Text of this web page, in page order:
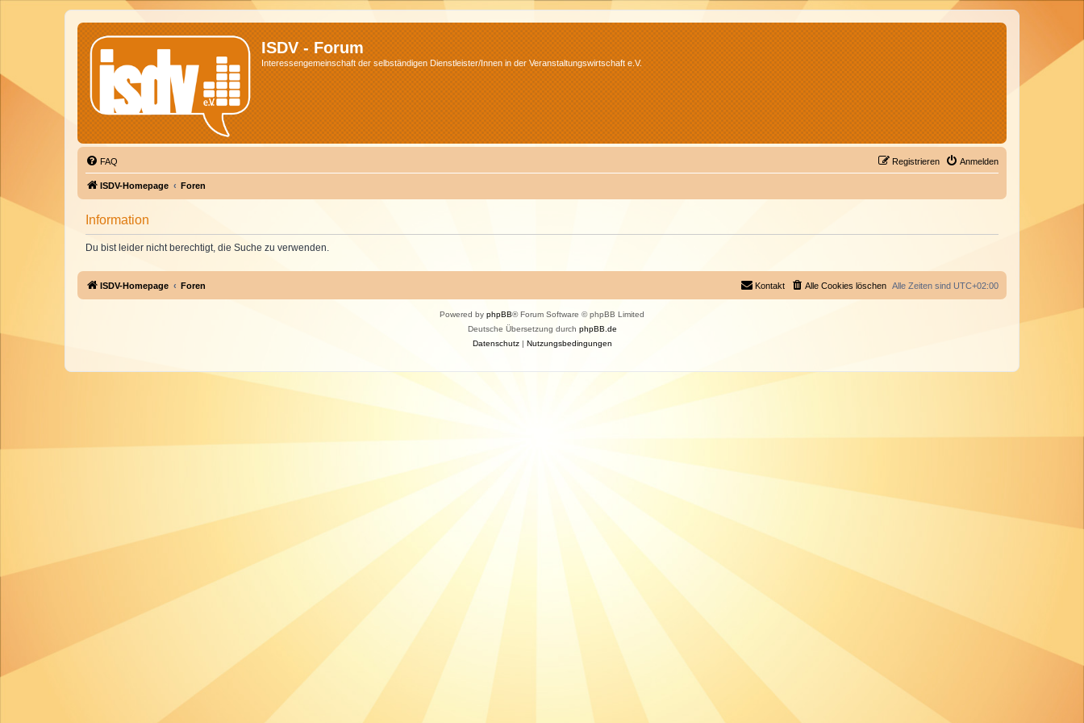
ISDV - Forum
Interessengemeinschaft der selbständigen Dienstleister/Innen in der Veranstaltungswirtschaft e.V.
FAQ Anmelden
Registrieren
ISDV-Homepage Foren
Information
Du bist leider nicht berechtigt, die Suche zu verwenden.
ISDV-Homepage Foren Alle Zeiten sind UTC+02:00
Alle Cookies löschen
Kontakt
Powered by phpBB® Forum Software © phpBB Limited
Deutsche Übersetzung durch phpBB.de
Datenschutz| Nutzungsbedingungen